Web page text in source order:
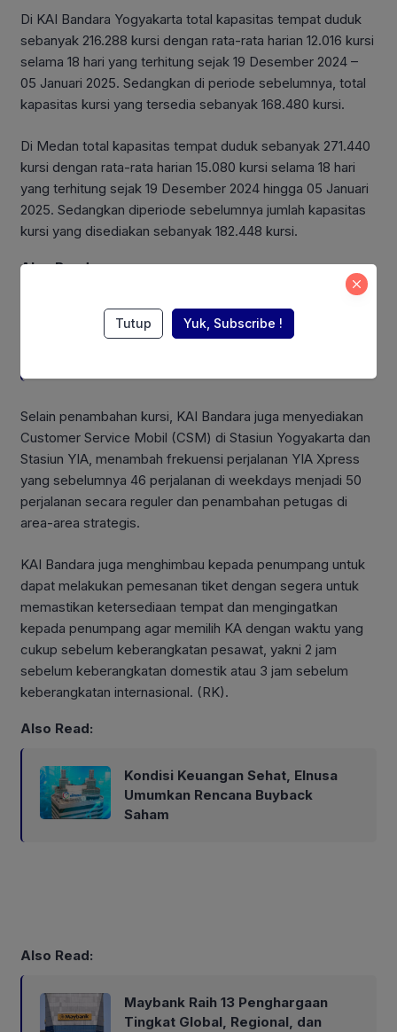
Di KAI Bandara Yogyakarta total kapasitas tempat duduk
sebanyak 216.288 kursi dengan rata-rata harian 12.016 kursi
selama 18 hari yang terhitung sejak 19 Desember 2024 –
05 Januari 2025. Sedangkan di periode sebelumnya, total
kapasitas kursi yang tersedia sebanyak 168.480 kursi.
Di Medan total kapasitas tempat duduk sebanyak 271.440
kursi dengan rata-rata harian 15.080 kursi selama 18 hari
yang terhitung sejak 19 Desember 2024 hingga 05 Januari
2025. Sedangkan diperiode sebelumnya jumlah kapasitas
kursi yang disediakan sebanyak 182.448 kursi.
Also Read:
Fokus Jaga Efisiensi, Harita Nickel
Catat Pendapatan Rp 17,1 Triliun
Selain penambahan kursi, KAI Bandara juga menyediakan
Customer Service Mobil (CSM) di Stasiun Yogyakarta dan
Stasiun YIA, menambah frekuensi perjalanan YIA Xpress
yang sebelumnya 46 perjalanan di weekdays menjadi 50
perjalanan secara reguler dan penambahan petugas di
area-area strategis.
KAI Bandara juga menghimbau kepada penumpang untuk
dapat melakukan pemesanan tiket dengan segera untuk
memastikan ketersediaan tempat dan mengingatkan
kepada penumpang agar memilih KA dengan waktu yang
cukup sebelum keberangkatan pesawat, yakni 2 jam
sebelum keberangkatan domestik atau 3 jam sebelum
keberangkatan internasional. (RK).
Also Read:
Kondisi Keuangan Sehat, Elnusa
Umumkan Rencana Buyback
Saham
Also Read:
Maybank Raih 13 Penghargaan
Tingkat Global, Regional, dan
Tutup Yuk, Subscribe !